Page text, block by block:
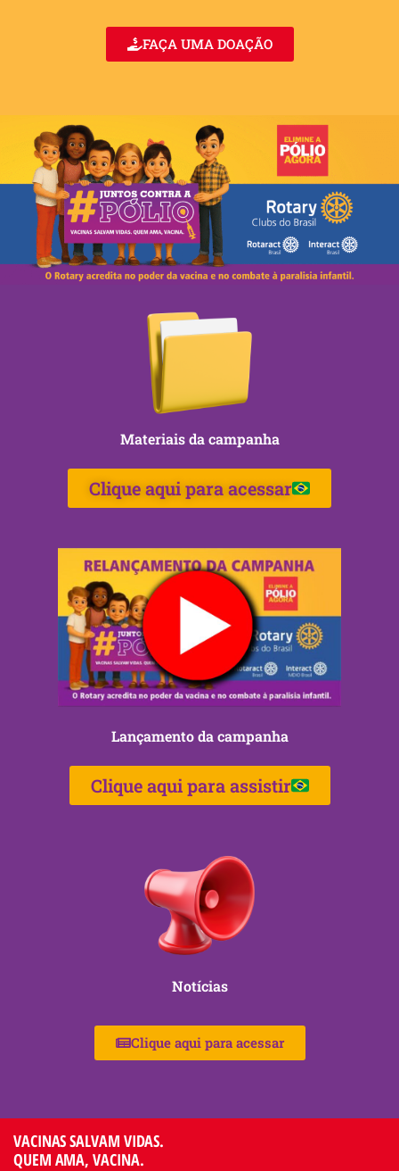
FAÇA UMA DOAÇÃO
Materiais da campanha
Clique aqui para acessar
Lançamento da campanha
Clique aqui para assistir
Notícias
Clique aqui para acessar
VACINAS SALVAM VIDAS.
QUEM AMA, VACINA.